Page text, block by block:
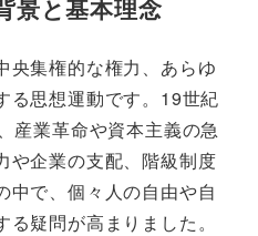
景と基本理念
央集権的な権力、あらゆ
る思想運動です。19世紀
産業革命や資本主義の急
や企業の支配、階級制度
中で、個々人の自由や自
疑問が高まりました。